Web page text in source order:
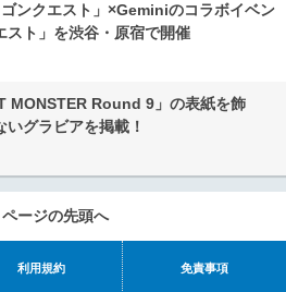
ンクエスト」×Geminiのコラボイベン
スト」を渋谷・原宿で開催
MONSTER Round 9」の表紙を飾
いグラビアを掲載！
ページの先頭へ
利用規約 免責事項